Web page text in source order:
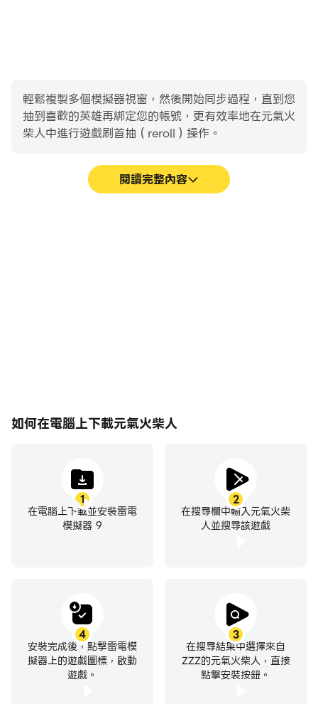
輕鬆複製多個模擬器視窗，然後開始同步過程，直到您
抽到喜歡的英雄再綁定您的帳號，更有效率地在元氣火
柴人中進行遊戲刷首抽（reroll）操作。
閱讀完整內容
如何在電腦上下載元氣火柴人
1
在電腦上下載並安裝雷電
模擬器 9
2
在搜尋欄中輸入元氣火柴
人並搜尋該遊戲
3
在搜尋結果中選擇來自
ZZZ的元氣火柴人，直接
點擊安裝按鈕。
4
安裝完成後，點擊雷電模
擬器上的遊戲圖標，啟動
遊戲。